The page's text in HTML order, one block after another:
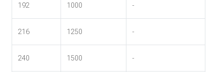
192 1000 -
216 1250 -
240 1500 -